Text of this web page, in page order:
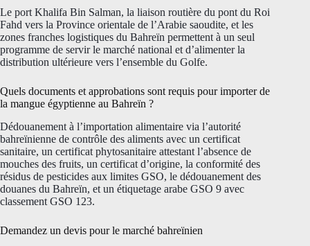
Le port Khalifa Bin Salman, la liaison routière du pont du Roi
Fahd vers la Province orientale de l’Arabie saoudite, et les
zones franches logistiques du Bahreïn permettent à un seul
programme de servir le marché national et d’alimenter la
distribution ultérieure vers l’ensemble du Golfe.
Quels documents et approbations sont requis pour importer de
la mangue égyptienne au Bahreïn ?
Dédouanement à l’importation alimentaire via l’autorité
bahreïnienne de contrôle des aliments avec un certificat
sanitaire, un certificat phytosanitaire attestant l’absence de
mouches des fruits, un certificat d’origine, la conformité des
résidus de pesticides aux limites GSO, le dédouanement des
douanes du Bahreïn, et un étiquetage arabe GSO 9 avec
classement GSO 123.
Demandez un devis pour le marché bahreïnien